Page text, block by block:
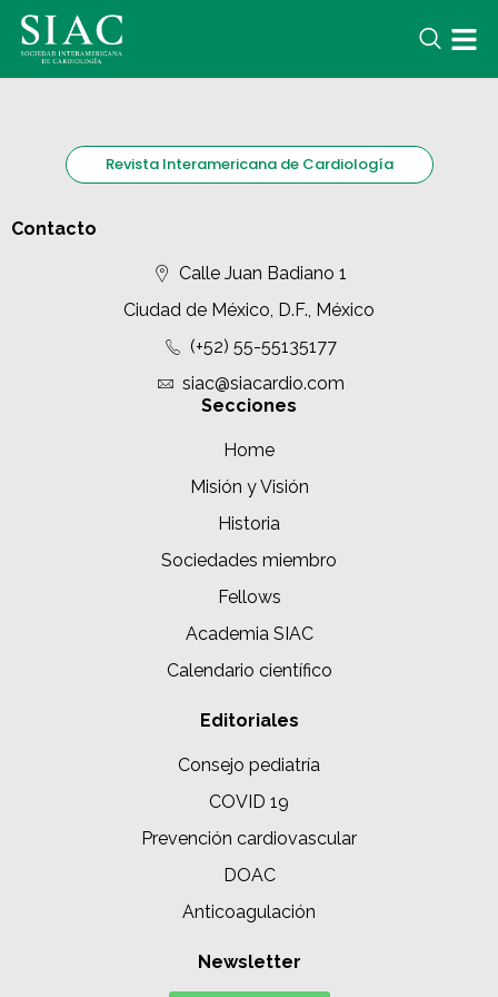
Revista Interamericana de Cardiología
Contacto
Calle Juan Badiano 1
Ciudad de México, D.F., México
(+52) 55-55135177
siac@siacardio.com
Secciones
Home
Misión y Visión
Historia
Sociedades miembro
Fellows
Academia SIAC
Calendario científico
Editoriales
Consejo pediatría
COVID 19
Prevención cardiovascular
DOAC
Anticoagulación
Newsletter